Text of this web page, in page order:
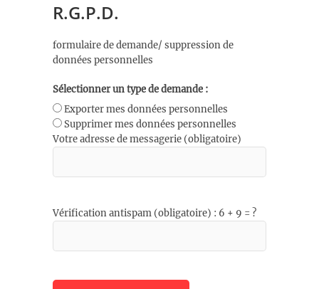
R.G.P.D.
formulaire de demande/ suppression de
données personnelles
Sélectionner un type de demande :
Exporter mes données personnelles
Supprimer mes données personnelles
Votre adresse de messagerie (obligatoire)
Vérification antispam (obligatoire) : 6 + 9 = ?